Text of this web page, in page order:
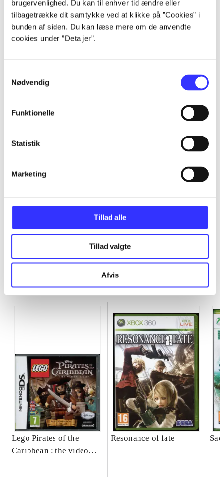
brugervenlighed. Du kan til enhver tid ændre eller
tilbagetrække dit samtykke ved at klikke på ”Cookies” i
bunden af siden. Du kan læse mere om de anvendte
cookies under ”Detaljer”.
Nødvendig
Funktionelle
Statistik
Marketing
Tillad alle
Tillad valgte
Afvis
Artikler
...
...
...
...
...
Lego Pirates of the
Caribbean : the video
Resonance of fate